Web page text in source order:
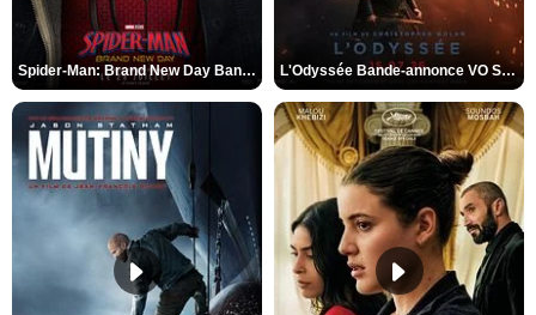
Spider-Man: Brand New Day Bande-annonce VO STFR L'Odyssée Bande-annonce VO STFR